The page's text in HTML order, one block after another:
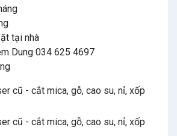
tại nhà
Dung 034 625 4697